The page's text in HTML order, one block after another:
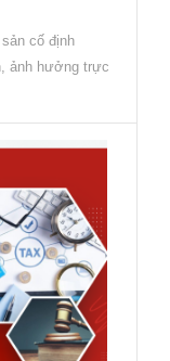
cố định
ảnh hưởng trực